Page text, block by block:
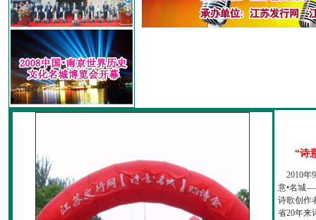
“诗
2010年
意•名城
诗歌创作
省20年来